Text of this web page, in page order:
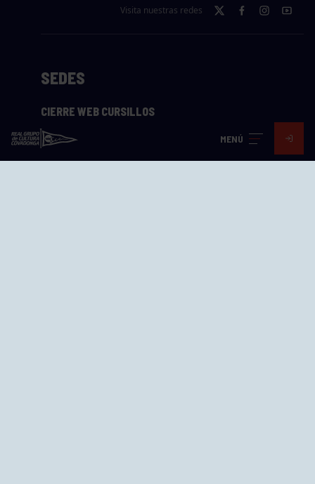
MENÚ
Visita nuestras redes
SEDES
CIERRE WEB CURSILLOS
Cómo llegar